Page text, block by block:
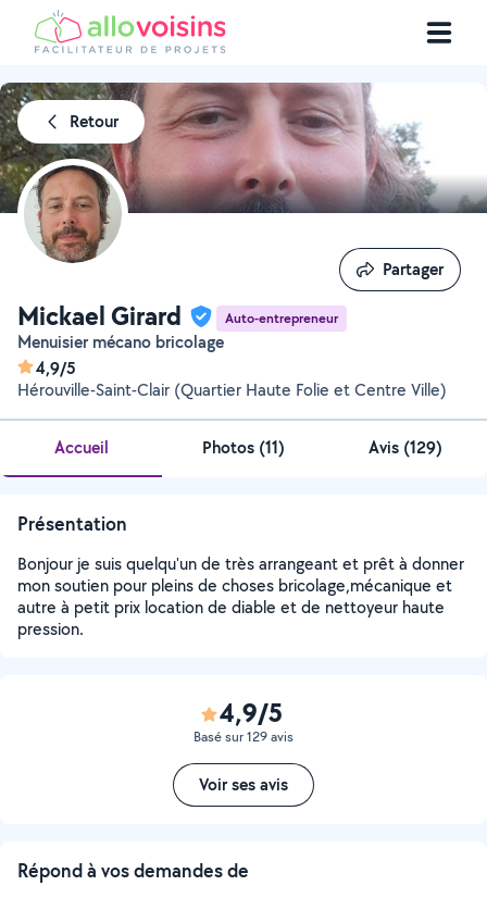
Retour
Mickael Girard Auto-entrepreneur
Menuisier mécano bricolage
4,9/5
Hérouville-Saint-Clair (Quartier Haute Folie et Centre Ville)
Partager
Partager
Accueil Photos (11) Avis (129)
Présentation
Bonjour je suis quelqu'un de très arrangeant et prêt à donner
mon soutien pour pleins de choses bricolage,mécanique et
autre à petit prix location de diable et de nettoyeur haute
pression.
4,9/5
Basé sur 129 avis
Voir ses avis
Répond à vos demandes de